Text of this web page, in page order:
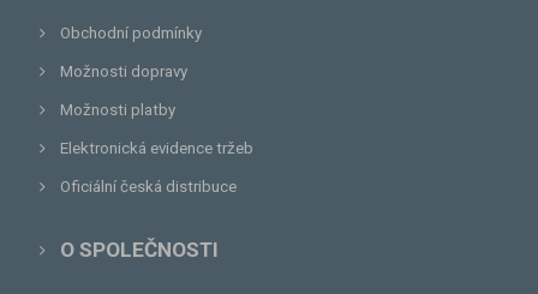
Obchodní podmínky
Možnosti dopravy
Možnosti platby
Elektronická evidence tržeb
Oficiální česká distribuce
O SPOLEČNOSTI